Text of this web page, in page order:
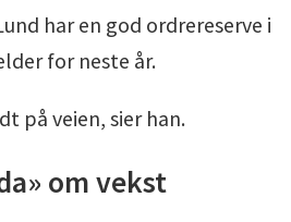
har en god ordrereserve i
for neste år.
på veien, sier han.
om vekst